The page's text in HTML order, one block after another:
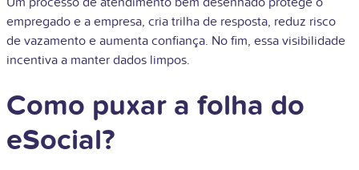
empregado e a empresa, cria trilha de resposta, reduz risco
de vazamento e aumenta confiança. No fim, essa visibilidade
incentiva a manter dados limpos.
Como puxar a folha do
eSocial?